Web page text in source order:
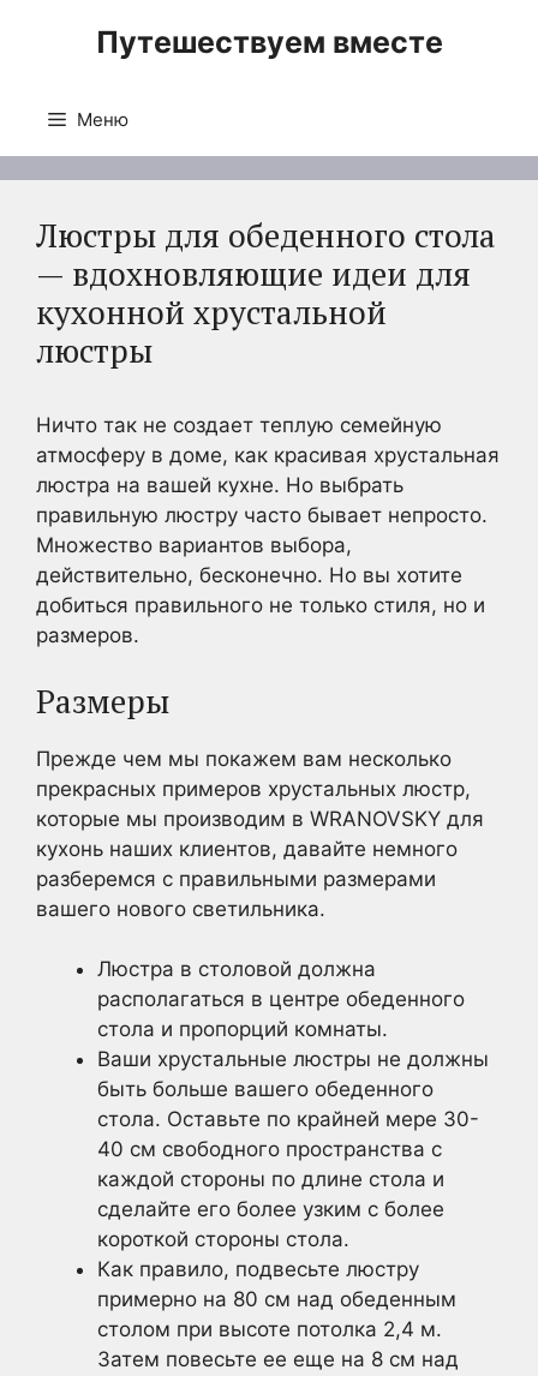
Путешествуем вместе
Меню
Люстры для обеденного стола
— вдохновляющие идеи для
кухонной хрустальной
люстры
Ничто так не создает теплую семейную
атмосферу в доме, как красивая хрустальная
люстра на вашей кухне. Но выбрать
правильную люстру часто бывает непросто.
Множество вариантов выбора,
действительно, бесконечно. Но вы хотите
добиться правильного не только стиля, но и
размеров.
Размеры
Прежде чем мы покажем вам несколько
прекрасных примеров хрустальных люстр,
которые мы производим в WRANOVSKY для
кухонь наших клиентов, давайте немного
разберемся с правильными размерами
вашего нового светильника.
Люстра в столовой должна
располагаться в центре обеденного
стола и пропорций комнаты.
Ваши хрустальные люстры не должны
быть больше вашего обеденного
стола. Оставьте по крайней мере 30-
40 см свободного пространства с
каждой стороны по длине стола и
сделайте его более узким с более
короткой стороны стола.
Как правило, подвесьте люстру
примерно на 80 см над обеденным
столом при высоте потолка 2,4 м.
Затем повесьте ее еще на 8 см над